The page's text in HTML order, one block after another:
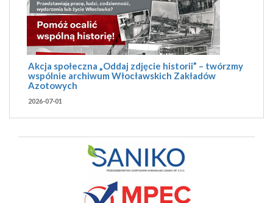
Akcja społeczna „Oddaj zdjęcie historii” – twórzmy
wspólnie archiwum Włocławskich Zakładów
Azotowych
2026-07-01